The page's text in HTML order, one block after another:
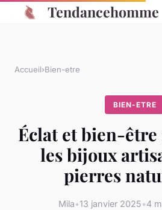
Tendancehomme
Accueil›Bien-etre
BIEN-ETRE
Éclat et bien-être
les bijoux
pierres
Mila•13 janvier 2025•4